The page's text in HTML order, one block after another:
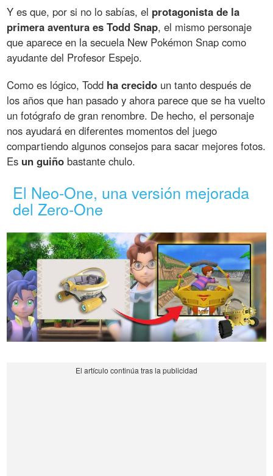
Y es que, por si no lo sabías, el protagonista de la
primera aventura es Todd Snap, el mismo personaje
que aparece en la secuela New Pokémon Snap como
ayudante del Profesor Espejo.
Como es lógico, Todd ha crecido un tanto después de
los años que han pasado y ahora parece que se ha vuelto
un fotógrafo de gran renombre. De hecho, el personaje
nos ayudará en diferentes momentos del juego
compartiendo algunos consejos para sacar mejores fotos.
Es un guiño bastante chulo.
El Neo-One, una versión mejorada
del Zero-One